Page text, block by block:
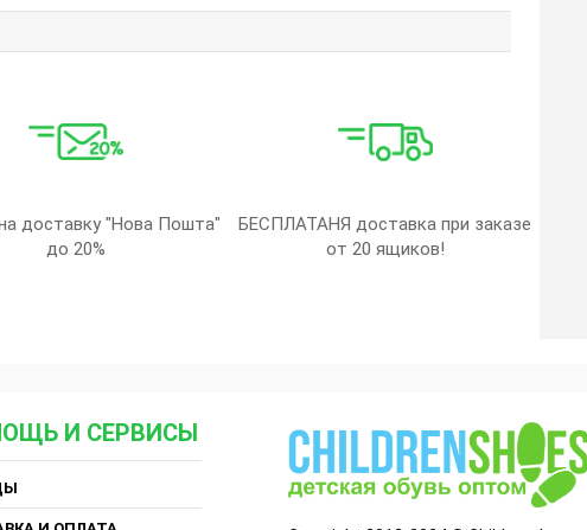
доставку "Нова Пошта"
до 20%
БЕСПЛАТАНЯ доставка при заказе
от 20 ящиков!
И СЕРВИСЫ